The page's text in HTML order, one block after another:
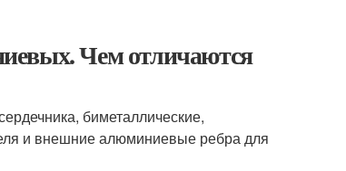
Чем отличаются
биметаллические,
и внешние алюминиевые ребра для